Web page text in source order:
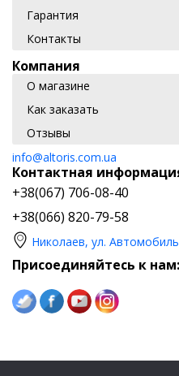
Гарантия
Контакты
Компания
О магазине
Как заказать
Отзывы
info@altoris.com.ua
Контактная
+38(067) 706-08-40
+38(066) 820-79-58
Николаев, ул.
Присоединяйтесь к нам: